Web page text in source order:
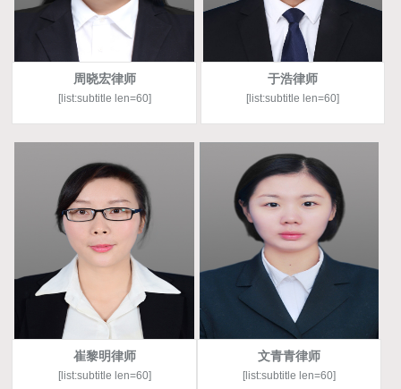
周晓宏律师
[list:subtitle len=60]
于浩律师
[list:subtitle len=60]
崔黎明律师
[list:subtitle len=60]
文青青律师
[list:subtitle len=60]